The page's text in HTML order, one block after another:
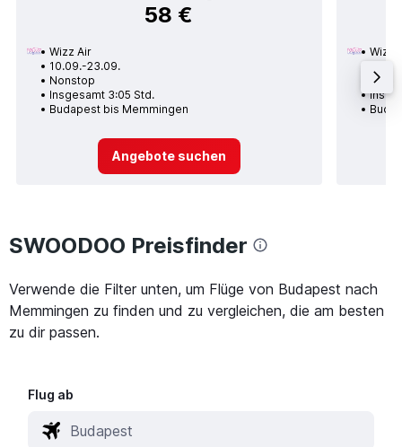
58 €
Wizz Air
10.09.-23.09.
Nonstop
Insgesamt 3:05 Std.
Budapest bis Memmingen
Angebote suchen
Wizz
1
SWOODOO Preisfinder
Verwende die Filter unten, um Flüge von Budapest nach
Memmingen zu finden und zu vergleichen, die am besten
zu dir passen.
Flug ab